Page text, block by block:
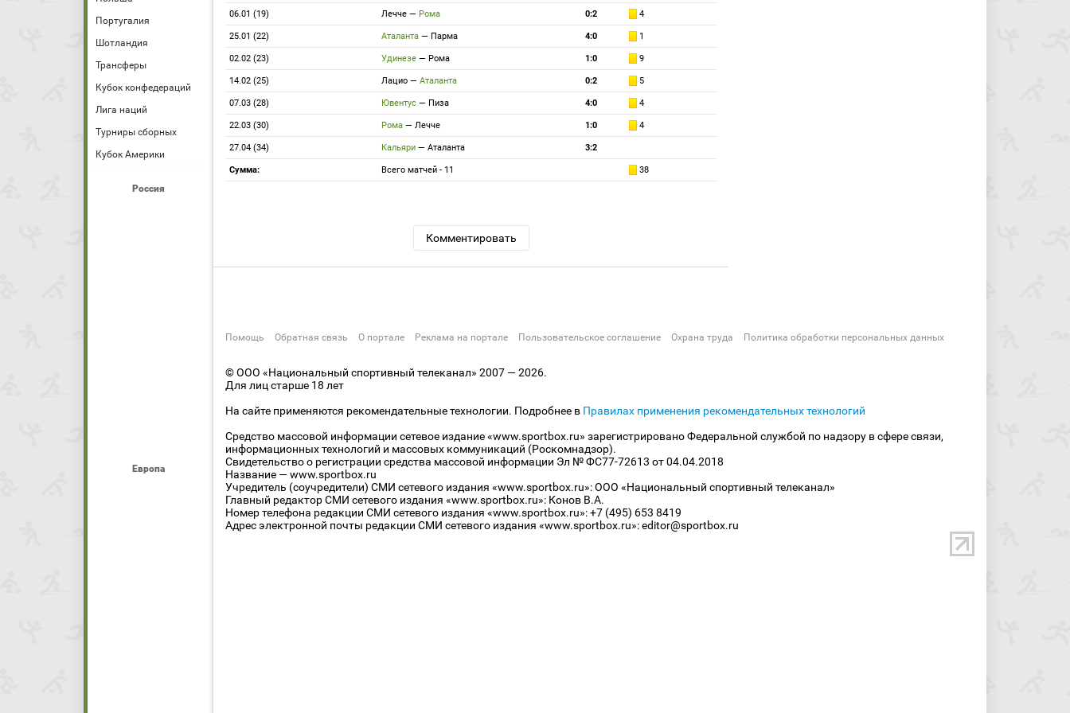
Португалия
Шотландия
Трансферы
Кубок конфедераций
Лига наций
Турниры сборных
Кубок Америки
Россия
Европа
06.01 (19) Лечче — Рома 0:2 4
25.01 (22) Аталанта — Парма 4:0 1
02.02 (23) Удинезе — Рома 1:0 9
14.02 (25) Лацио — Аталанта 0:2 5
07.03 (28) Ювентус — Пиза 4:0 4
22.03 (30) Рома — Лечче 1:0 4
27.04 (34) Кальяри — Аталанта 3:2
Сумма: Всего матчей - 11 38
Комментировать
Помощь Обратная связь О портале Реклама на портале Пользовательское соглашение Охрана труда Политика обработки персональных данных
© ООО «Национальный спортивный телеканал» 2007 — 2026.
Для лиц старше 18 лет
На сайте применяются рекомендательные технологии. Подробнее в Правилах применения рекомендательных технологий
Средство массовой информации сетевое издание «www.sportbox.ru» зарегистрировано Федеральной службой по надзору в сфере связи,
информационных технологий и массовых коммуникаций (Роскомнадзор).
Свидетельство о регистрации средства массовой информации Эл № ФС77-72613 от 04.04.2018
Название — www.sportbox.ru
Учредитель (соучредители) СМИ сетевого издания «www.sportbox.ru»: ООО «Национальный спортивный телеканал»
Главный редактор СМИ сетевого издания «www.sportbox.ru»: Конов В.А.
Номер телефона редакции СМИ сетевого издания «www.sportbox.ru»: +7 (495) 653 8419
Адрес электронной почты редакции СМИ сетевого издания «www.sportbox.ru»: editor@sportbox.ru